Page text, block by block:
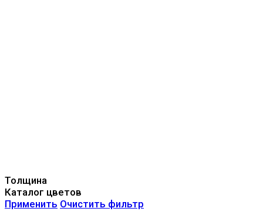
Толщина
Каталог цветов
Применить Очистить фильтр